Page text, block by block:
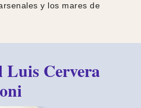
y los mares de
Luis Cervera